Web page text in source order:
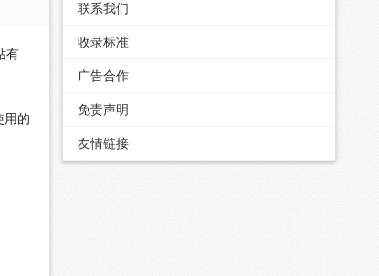
有
用的
联系我们
收录标准
广告合作
免责声明
友情链接